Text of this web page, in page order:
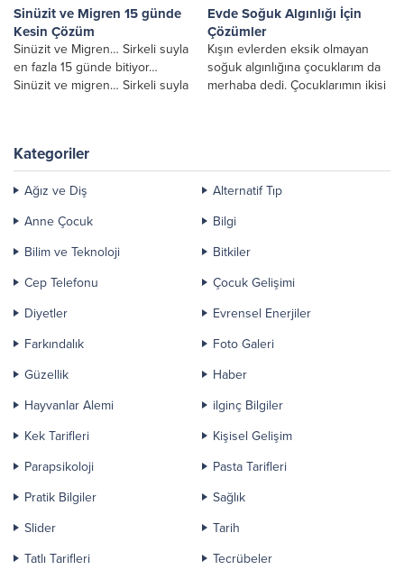
Sinüzit ve Migren 15 günde
Kesin Çözüm
Sinüzit ve Migren… Sirkeli suyla
en fazla 15 günde bitiyor…
Sinüzit ve migren… Sirkeli suyla
Evde Soğuk Algınlığı İçin
Çözümler
Kışın evlerden eksik olmayan
soğuk algınlığına çocuklarım da
merhaba dedi. Çocuklarımın ikisi
Kategoriler
Ağız ve Diş
Alternatif Tıp
Anne Çocuk
Bilgi
Bilim ve Teknoloji
Bitkiler
Cep Telefonu
Çocuk Gelişimi
Diyetler
Evrensel Enerjiler
Farkındalık
Foto Galeri
Güzellik
Haber
Hayvanlar Alemi
ilginç Bilgiler
Kek Tarifleri
Kişisel Gelişim
Parapsikoloji
Pasta Tarifleri
Pratik Bilgiler
Sağlık
Slider
Tarih
Tatlı Tarifleri
Tecrübeler